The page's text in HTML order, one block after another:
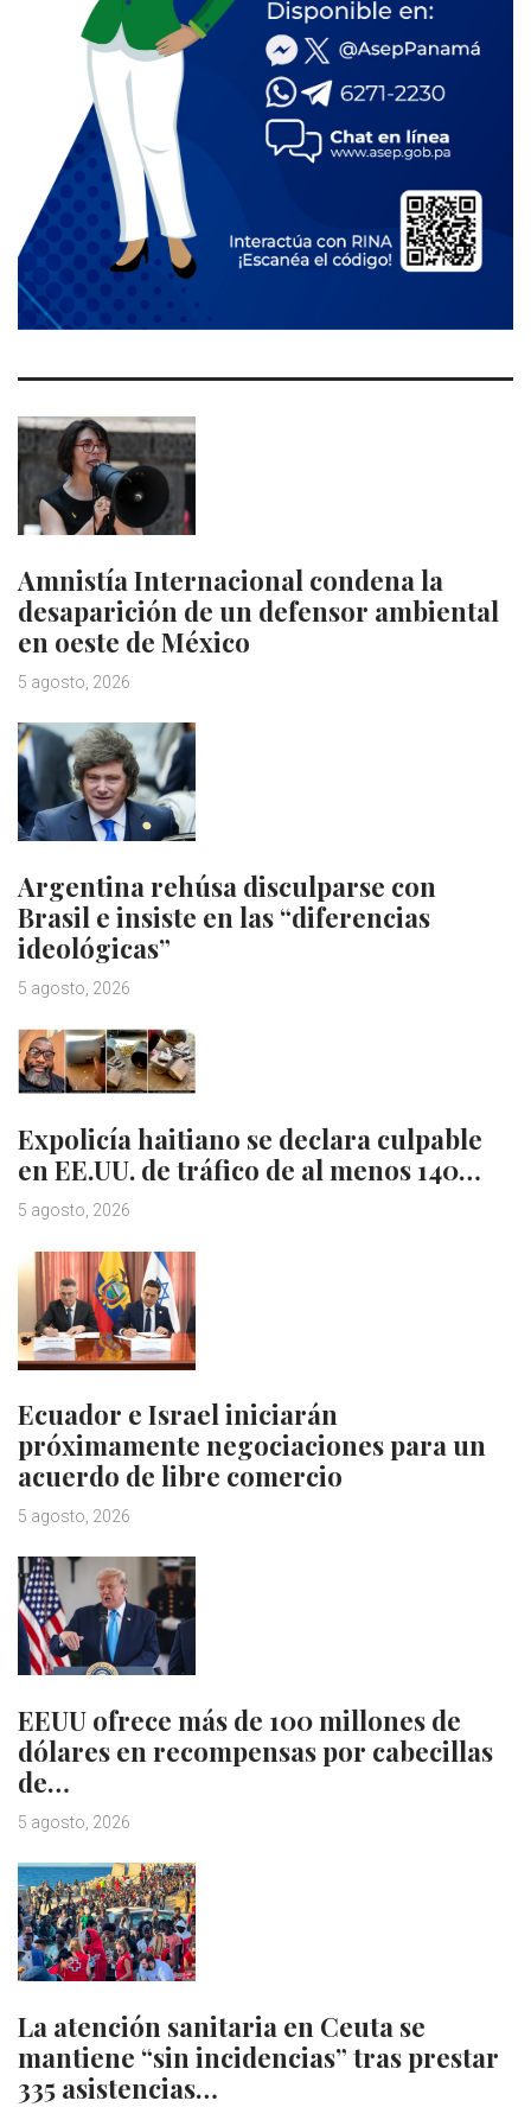
Amnistía Internacional condena la
desaparición de un defensor ambiental
en oeste de México
5 agosto, 2026
Argentina rehúsa disculparse con
Brasil e insiste en las “diferencias
ideológicas”
5 agosto, 2026
Expolicía haitiano se declara culpable
en EE.UU. de tráfico de al menos 140…
5 agosto, 2026
Ecuador e Israel iniciarán
próximamente negociaciones para un
acuerdo de libre comercio
5 agosto, 2026
EEUU ofrece más de 100 millones de
dólares en recompensas por cabecillas
de…
5 agosto, 2026
La atención sanitaria en Ceuta se
mantiene “sin incidencias” tras prestar
335 asistencias…